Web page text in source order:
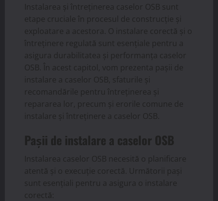
Instalarea și întreținerea caselor OSB sunt
etape cruciale în procesul de construcție și
exploatare a acestora. O instalare corectă și o
întreținere regulată sunt esențiale pentru a
asigura durabilitatea și performanța caselor
OSB. În acest capitol, vom prezenta pașii de
instalare a caselor OSB, sfaturile și
recomandările pentru întreținerea și
repararea lor, precum și erorile comune de
instalare și întreținere a caselor OSB.
Pașii de instalare a caselor OSB
Instalarea caselor OSB necesită o planificare
atentă și o execuție corectă. Următorii pași
sunt esențiali pentru a asigura o instalare
corectă: